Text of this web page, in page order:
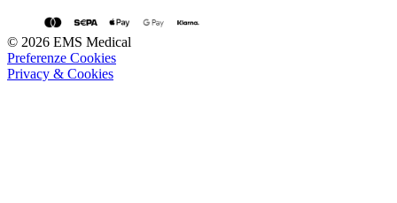
© 2026 EMS Medical
Preferenze Cookies
Privacy & Cookies